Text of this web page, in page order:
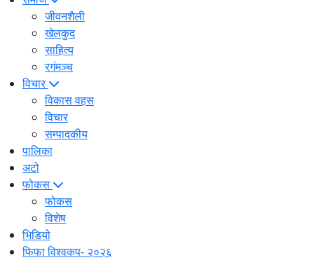
जीवनशैली
खेलकुद
साहित्य
रगंमञ्च
विचार
विकास वहस
विचार
सम्पादकीय
पालिका
अटो
फोकस
फोकस
विशेष
भिडियो
फिफा विश्वकप- २०२६